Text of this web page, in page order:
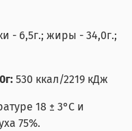
- 6,5г.; жиры - 34,0г.;
530 ккал/2219 кДж
18 ± 3°С и
75%.